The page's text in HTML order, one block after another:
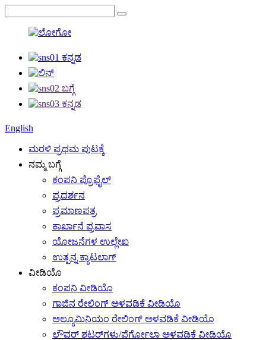
English
ಮರಳಿ ಪ್ರಥಮ ಪುಟಕ್ಕೆ
ನಮ್ಮ ಬಗ್ಗೆ
ಕಂಪನಿ ಪ್ರೊಫೈಲ್
ಪ್ರದರ್ಶನ
ಪ್ರಮಾಣಪತ್ರ
ಕಾರ್ಖಾನೆ ಪ್ರವಾಸ
ಯೋಜನೆಗಳ ಉಲ್ಲೇಖ
ಉತ್ಪನ್ನ ಕ್ಯಾಟಲಾಗ್
ವೀಡಿಯೊ
ಕಂಪನಿ ವೀಡಿಯೊ
ಗಾಜಿನ ರೇಲಿಂಗ್ ಅಳವಡಿಕೆ ವೀಡಿಯೊ
ಅಲ್ಯೂಮಿನಿಯಂ ರೇಲಿಂಗ್ ಅಳವಡಿಕೆ ವೀಡಿಯೊ
ಲೌವರ್ ಶಟರ್‌ಗಳು/ಪೆರ್ಗೋಲಾ ಅಳವಡಿಕೆ ವೀಡಿಯೊ